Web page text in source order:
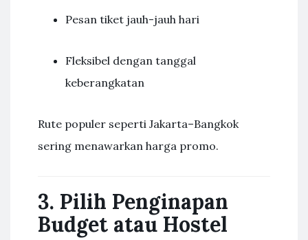
Pesan tiket jauh-jauh hari
Fleksibel dengan tanggal
keberangkatan
Rute populer seperti Jakarta–Bangkok
sering menawarkan harga promo.
3. Pilih Penginapan
Budget atau Hostel